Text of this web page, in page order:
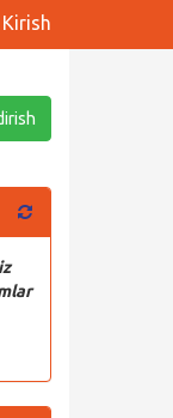
Kirish